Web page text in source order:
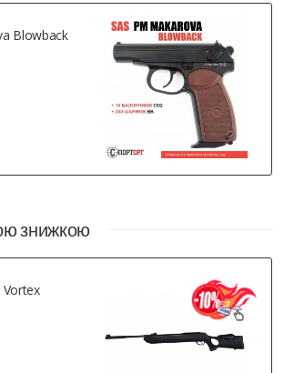
Blowback
знижкою